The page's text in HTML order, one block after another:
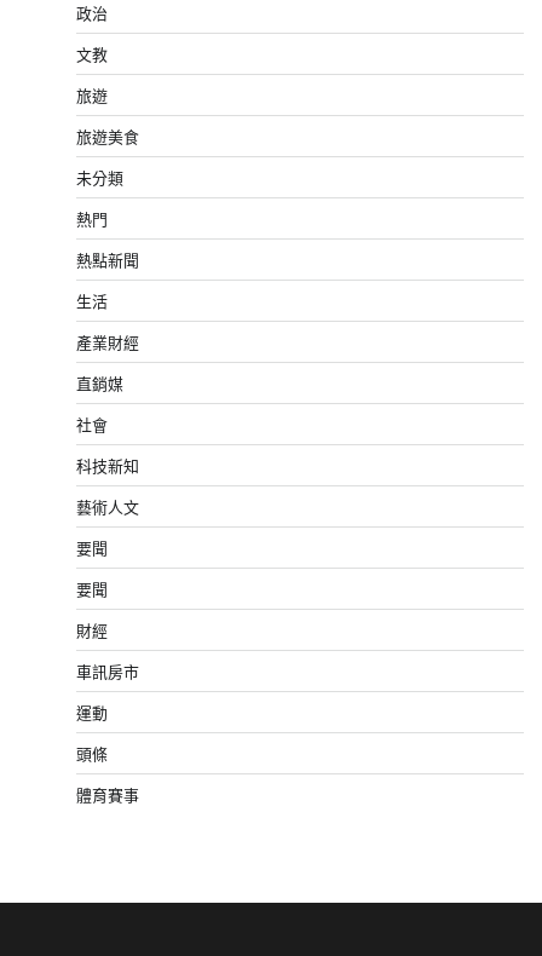
政治
文教
旅遊
旅遊美食
未分類
熱門
熱點新聞
生活
產業財經
直銷媒
社會
科技新知
藝術人文
要聞
要聞
財經
車訊房市
運動
頭條
體育賽事